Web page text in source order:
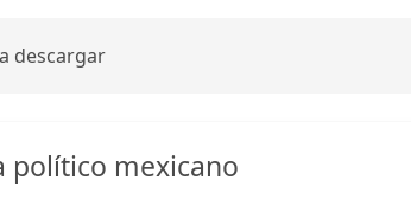
descargar
político mexicano